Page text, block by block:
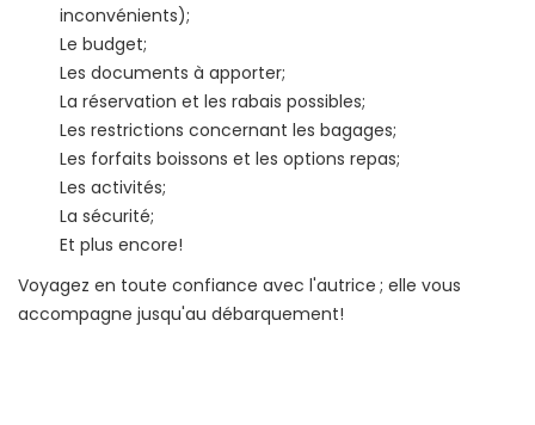
inconvénients);
Le budget;
Les documents à apporter;
La réservation et les rabais possibles;
Les restrictions concernant les bagages;
Les forfaits boissons et les options repas;
Les activités;
La sécurité;
Et plus encore!
Voyagez en toute confiance avec l'autrice ; elle vous
accompagne jusqu'au débarquement!